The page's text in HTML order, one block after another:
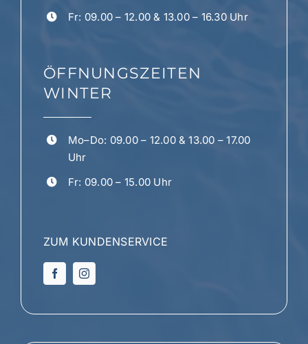
Fr: 09.00 – 12.00 & 13.00 – 16.30 Uhr
ÖFFNUNGSZEITEN
WINTER
Mo–Do: 09.00 – 12.00 & 13.00 – 17.00
Uhr
Fr: 09.00 – 15.00 Uhr
ZUM KUNDENSERVICE